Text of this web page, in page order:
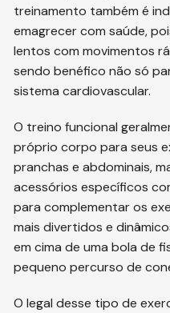
treinamento também é
emagrecer com saúde,
lentos com movimentos
sendo benéfico não só
sistema cardiovascular.
O treino funcional
próprio corpo para seus
pranchas e abdominais,
acessórios específicos
para complementar os
mais divertidos e
em cima de uma bola de
pequeno percurso de
O legal desse tipo de